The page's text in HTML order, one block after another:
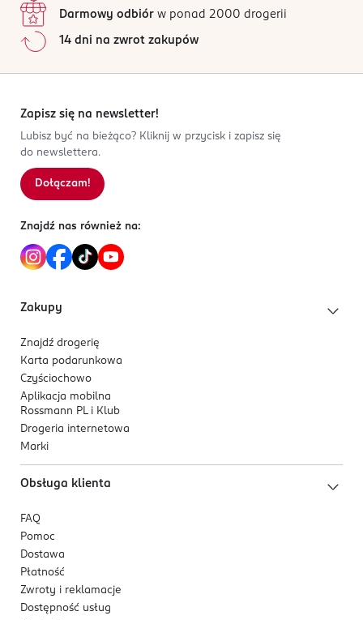
Nie nadaje się do delikatnej odzieży.
PRODUCENT/PODMIOT ODPOWIEDZIALNY
św. Teresy 109
4 068134 010599
4
0%
2
1
0%
Sortowanie wg
Darmowy odbiór w ponad 2000 drogerii
14 dni na zwrot zakupów
Zapisz się na newsletter!
Lubisz być na bieżąco? Kliknij w przycisk i zapisz się
do newslettera.
Dołączam!
Znajdź nas również na:
Zakupy
Znajdź drogerię
Karta podarunkowa
Czyściochowo
Aplikacja mobilna
Rossmann PL i Klub
Drogeria internetowa
Marki
Obsługa klienta
FAQ
Pomoc
Dostawa
Płatność
Zwroty i reklamacje
Dostępność usług